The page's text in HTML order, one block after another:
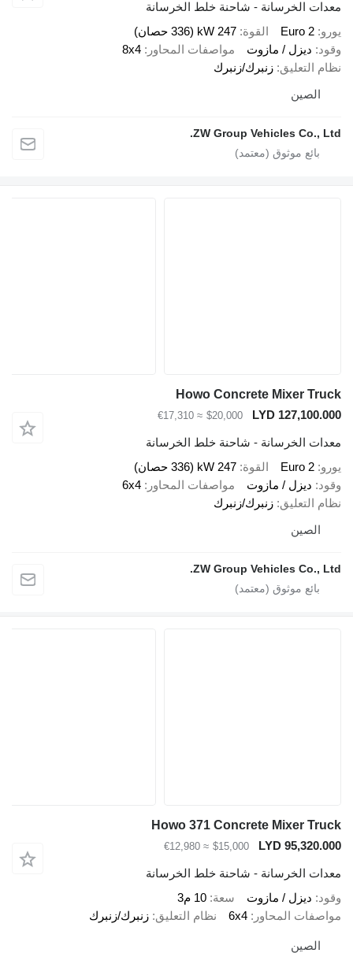
الخرسانة - شاحنة خلط الخرسانة
Euro 2 القوة
247 kW (336 حصان)
ديزل / مازوت مواصفات المحاور 8x4
التعليق زنبرك/زنبرك
الصين
ZW Group Vehicles Co.,
Howo Concrete Mixer
LYD
$20,000
≈ €17,310
الخرسانة - شاحنة خلط الخرسانة
Euro 2 القوة
247 kW (336 حصان)
ديزل / مازوت مواصفات المحاور 6x4
التعليق زنبرك/زنبرك
الصين
ZW Group Vehicles Co.,
Howo 371 Concrete Mixer
LYD
$15,000
≈ €12,980
الخرسانة - شاحنة خلط الخرسانة
ديزل / مازوت سعة
10 م3
المحاور 6x4 نظام التعليق زنبرك/زنبرك
الصين